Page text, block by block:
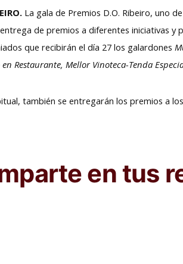
La gala de Premios D.O. Ribeiro, uno
de premios a diferentes iniciativas
que recibirán el día 27 los galardones
Restaurante, Mellor Vinoteca-Tenda
también se entregarán los premios a
en tus